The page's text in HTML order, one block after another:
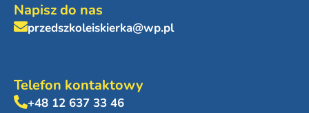
Napisz do nas
przedszkoleiskierka@wp.pl
Telefon kontaktowy
+48 12 637 33 46